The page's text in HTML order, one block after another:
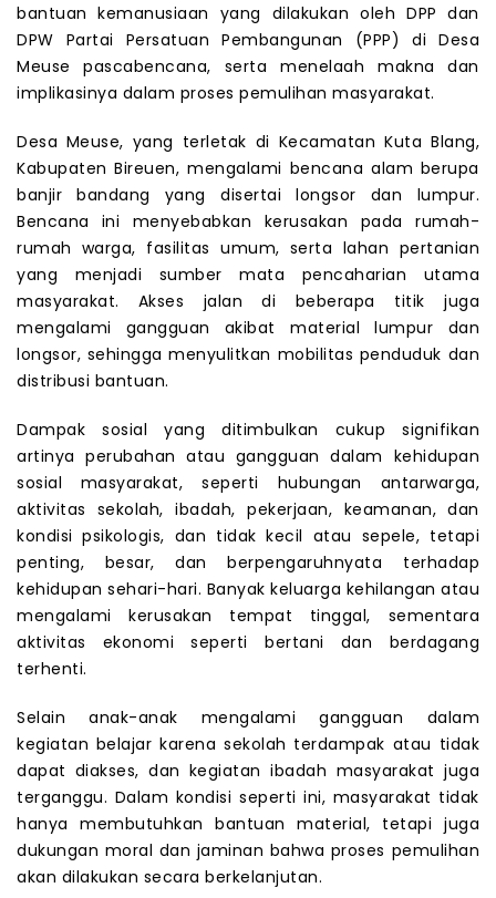
bantuan kemanusiaan yang dilakukan oleh DPP dan
DPW Partai Persatuan Pembangunan (PPP) di Desa
Meuse pascabencana, serta menelaah makna dan
implikasinya dalam proses pemulihan masyarakat.
Desa Meuse, yang terletak di Kecamatan Kuta Blang,
Kabupaten Bireuen, mengalami bencana alam berupa
banjir bandang yang disertai longsor dan lumpur.
Bencana ini menyebabkan kerusakan pada rumah-
rumah warga, fasilitas umum, serta lahan pertanian
yang menjadi sumber mata pencaharian utama
masyarakat. Akses jalan di beberapa titik juga
mengalami gangguan akibat material lumpur dan
longsor, sehingga menyulitkan mobilitas penduduk dan
distribusi bantuan.
Dampak sosial yang ditimbulkan cukup signifikan
artinya perubahan atau gangguan dalam kehidupan
sosial masyarakat, seperti hubungan antarwarga,
aktivitas sekolah, ibadah, pekerjaan, keamanan, dan
kondisi psikologis, dan tidak kecil atau sepele, tetapi
penting, besar, dan berpengaruhnyata terhadap
kehidupan sehari-hari. Banyak keluarga kehilangan atau
mengalami kerusakan tempat tinggal, sementara
aktivitas ekonomi seperti bertani dan berdagang
terhenti.
Selain anak-anak mengalami gangguan dalam
kegiatan belajar karena sekolah terdampak atau tidak
dapat diakses, dan kegiatan ibadah masyarakat juga
terganggu. Dalam kondisi seperti ini, masyarakat tidak
hanya membutuhkan bantuan material, tetapi juga
dukungan moral dan jaminan bahwa proses pemulihan
akan dilakukan secara berkelanjutan.